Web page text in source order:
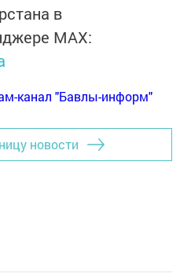
в
MАХ:
канал "Бавлы-информ"
новости